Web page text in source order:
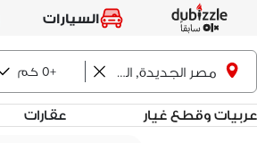
السيارات
مصر الجديدة, القاهرة +0 كم
عربيات وقطع غيار عقارات